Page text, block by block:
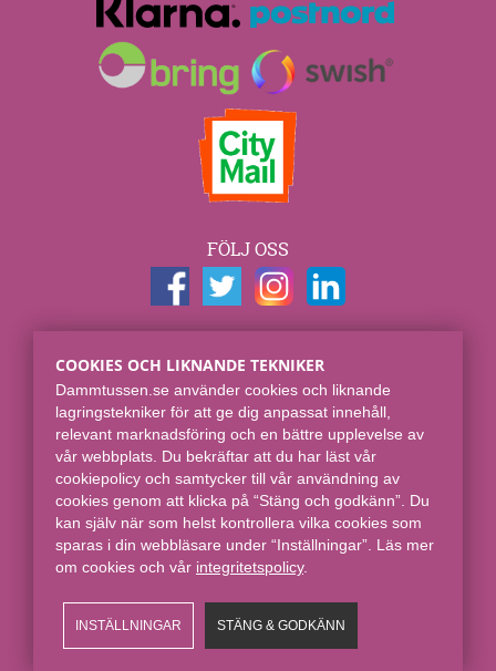
FÖLJ OSS
Spjut E-commerce Group AB
Skaraborgsgatan 7
118 46 Stockholm
Online sedan 2008.
COOKIES OCH LIKNANDE TEKNIKER
Dammtussen.se använder cookies och liknande
lagringstekniker för att ge dig anpassat innehåll,
relevant marknadsföring och en bättre upplevelse av
vår webbplats. Du bekräftar att du har läst vår
cookiepolicy och samtycker till vår användning av
cookies genom att klicka på “Stäng och godkänn”. Du
kan själv när som helst kontrollera vilka cookies som
sparas i din webbläsare under “Inställningar”. Läs mer
om cookies och vår integritetspolicy​.
INSTÄLLNINGAR STÄNG & GODKÄNN